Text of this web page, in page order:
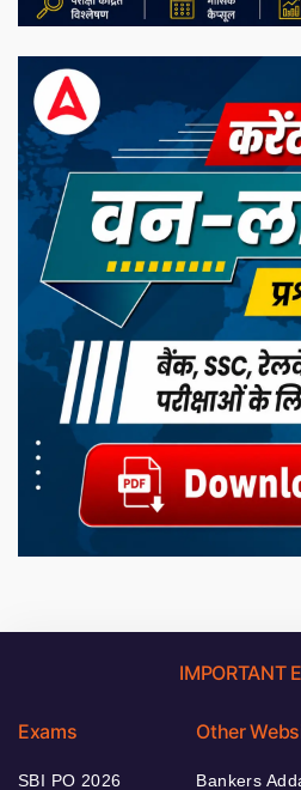
IMPORTANT
Exams
SBI PO 2026
Other
Bankers